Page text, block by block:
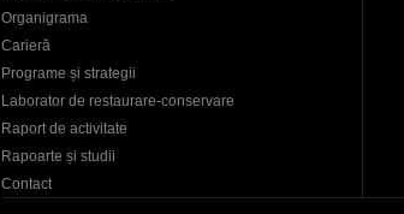
Organigrama
Carieră
Programe și strategii
Laborator de restaurare-conservare
Raport de activitate
Rapoarte și studii
Contact